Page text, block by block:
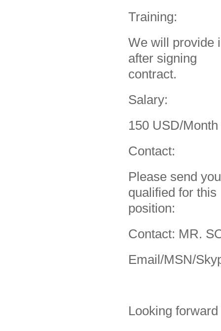
Training:
We will provide
after signing
contract.
Salary:
150 USD/Month
Contact:
Please send
qualified for this
position:
Contact: MR.
Email/MSN/
Looking